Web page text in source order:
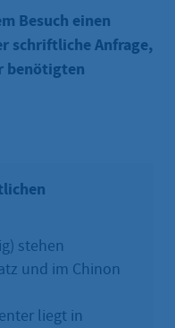
Besuch einen
schriftliche Anfrage,
benötigten
stehen
und im Chinon
liegt in